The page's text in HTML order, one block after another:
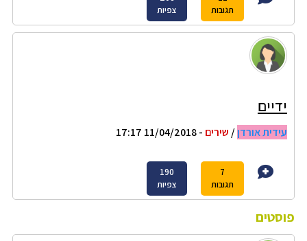
תגובות
צפיות
ידיים
עידית אורדן/ שירים - 11/04/2018 17:17
7
תגובות
190
צפיות
פוסטים